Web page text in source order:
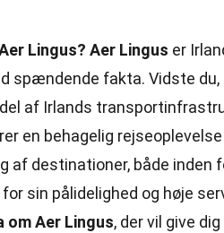
Lingus? Aer Lingus er
spændende fakta. Vidste du,
af Irlands
en behagelig
af destinationer, både inden
sin pålidelighed og høje
Aer Lingus, der vil give